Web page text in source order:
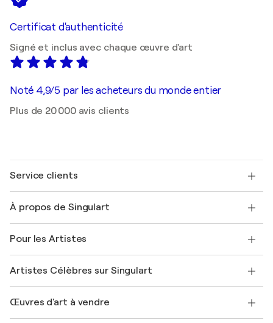
Certificat d'authenticité
Signé et inclus avec chaque œuvre d'art
Noté 4,9/5 par les acheteurs du monde entier
Plus de 20 000 avis clients
Service clients
Expédition
Offrir une carte cadeau
Rejoignez notre programme commercial
Mon compte
+33 1 76 44 06 42
À propos de Singulart
FAQ
Magazine Singulart
Emplois
Découvrez une sélection d'art original
Pour les Artistes
Se connecter en tant qu'Artiste
Artistes Célèbres sur Singulart
Marc Chagall
Œuvres d'art à vendre